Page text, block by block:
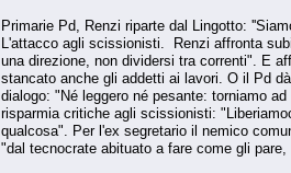
Primarie Pd, Renzi riparte dal Lingotto:
L'attacco agli scissionisti. Renzi affronta
una direzione, non dividersi tra correnti". E
stancato anche gli addetti ai lavori. O il Pd
dialogo: "Né leggero né pesante: torniamo
risparmia critiche agli scissionisti:
qualcosa". Per l'ex segretario il nemico
"dal tecnocrate abituato a fare come gli